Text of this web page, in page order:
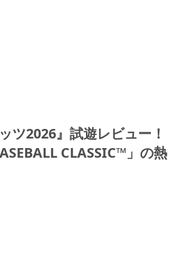
ツ2026』試遊レビュー！
CLASSIC™」の熱